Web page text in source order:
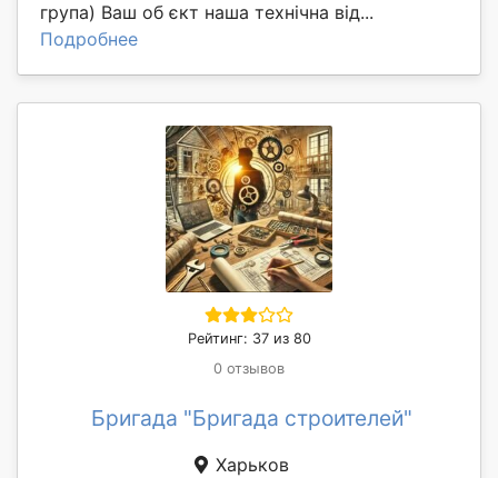
група) Ваш об єкт наша технічна від...
Подробнее
Рейтинг: 37 из 80
0 отзывов
Бригада "Бригада строителей"
Харьков